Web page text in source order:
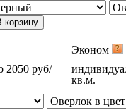
корзину
Эконом
2050 руб/
кв.м.